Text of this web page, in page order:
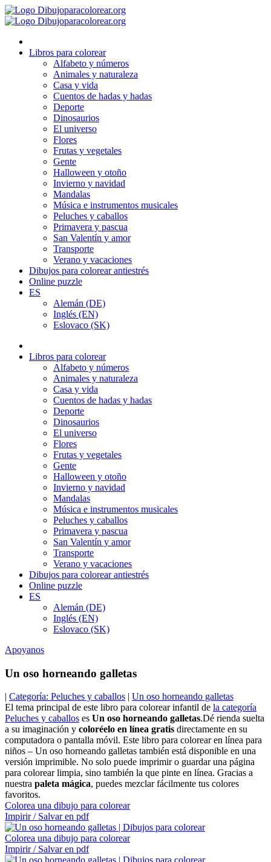
Ir
al
Libros para colorear
Alfabeto y números
Animales y naturaleza
Casa y vida
Cuentos de hadas y hadas
Deporte
Dinosaurios
El universo
Flores
Frutas y vegetales
Gente
Halloween y otoño
Invierno y navidad
Mandalas
Música e instrumentos musicales
Peluches y caballos
Primavera y pascua
San Valentín y amor
Transporte
Verano y vacaciones
Dibujos para colorear antiestrés
Online puzzle
ES
Alemán (DE)
Inglés (EN)
Eslovaco (SK)
Libros para colorear
Alfabeto y números
Animales y naturaleza
Casa y vida
Cuentos de hadas y hadas
Deporte
Dinosaurios
El universo
Flores
Frutas y vegetales
Gente
Halloween y otoño
Invierno y navidad
Mandalas
Música e instrumentos musicales
Peluches y caballos
Primavera y pascua
San Valentín y amor
Transporte
Verano y vacaciones
Dibujos para colorear antiestrés
Online puzzle
ES
Alemán (DE)
Inglés (EN)
Eslovaco (SK)
Apoyanos
Un oso horneando galletas
| Categoría: Peluches y caballos | Un oso horneando galletas
El tema principal de este libro para colorear infantil de la categoría
Peluches y caballos es Un oso horneando galletas.Dé rienda suelta
a su imaginación y coloréelo en línea gratis directamente en su
computadora o pantalla móvil. Este libro para colorear en línea para
niños – Un oso horneando galletas también está disponible en una
versión imprimible. No solo puede imprimir o guardar una página
para colorear limpia, sino también la que pinte en línea. Gracias a
nuestra paleta mágica, puedes mezclar fácilmente tus colores
favoritos.
Colorea una dibujo para colorear
Impirir / Salvar en pdf
Colorea una dibujo para colorear
Impirir / Salvar en pdf